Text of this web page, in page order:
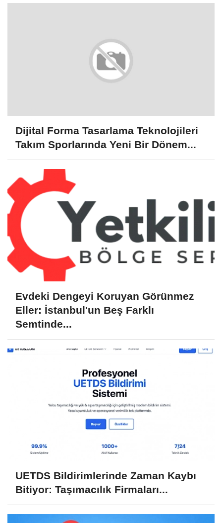
Dijital Forma Tasarlama Teknolojileri
Takım Sporlarında Yeni Bir Dönem...
Evdeki Dengeyi Koruyan Görünmez
Eller: İstanbul'un Beş Farklı
Semtinde...
UETDS Bildirimlerinde Zaman Kaybı
Bitiyor: Taşımacılık Firmaları...